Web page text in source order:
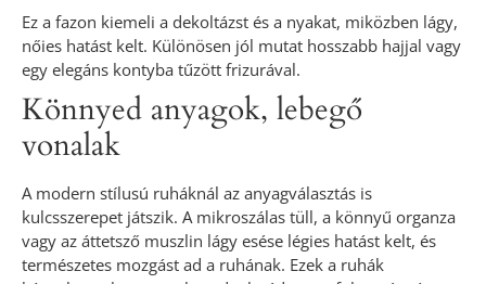
Ez a fazon kiemeli a dekoltázst és a nyakat, miközben lágy,
nőies hatást kelt. Különösen jól mutat hosszabb hajjal vagy
egy elegáns kontyba tűzött frizurával.
Könnyed anyagok, lebegő
vonalak
A modern stílusú ruháknál az anyagválasztás is
kulcsszerepet játszik. A mikroszálas tüll, a könnyű organza
vagy az áttetsző muszlin lágy esése légies hatást kelt, és
természetes mozgást ad a ruhának. Ezek a ruhák